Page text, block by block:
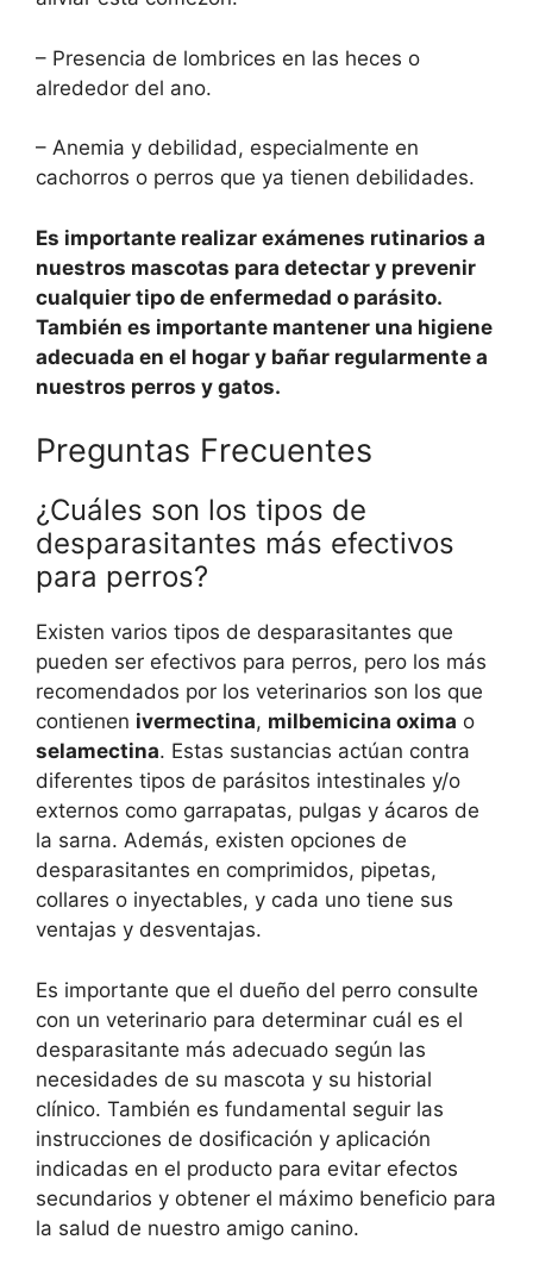
– Presencia de lombrices en las heces o
alrededor del ano.
– Anemia y debilidad, especialmente en
cachorros o perros que ya tienen debilidades.
Es importante realizar exámenes rutinarios a
nuestros mascotas para detectar y prevenir
cualquier tipo de enfermedad o parásito.
También es importante mantener una higiene
adecuada en el hogar y bañar regularmente a
nuestros perros y gatos.
Preguntas Frecuentes
¿Cuáles son los tipos de
desparasitantes más efectivos
para perros?
Existen varios tipos de desparasitantes que
pueden ser efectivos para perros, pero los más
recomendados por los veterinarios son los que
contienen ivermectina, milbemicina oxima o
selamectina. Estas sustancias actúan contra
diferentes tipos de parásitos intestinales y/o
externos como garrapatas, pulgas y ácaros de
la sarna. Además, existen opciones de
desparasitantes en comprimidos, pipetas,
collares o inyectables, y cada uno tiene sus
ventajas y desventajas.
Es importante que el dueño del perro consulte
con un veterinario para determinar cuál es el
desparasitante más adecuado según las
necesidades de su mascota y su historial
clínico. También es fundamental seguir las
instrucciones de dosificación y aplicación
indicadas en el producto para evitar efectos
secundarios y obtener el máximo beneficio para
la salud de nuestro amigo canino.